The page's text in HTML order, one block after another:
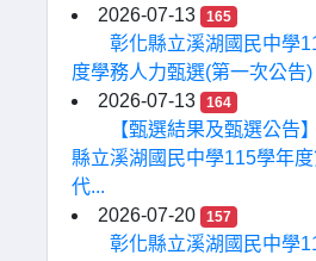
2026-07-13
165
彰化縣立溪湖國民中學
度學務人力甄選(第一次公告)
2026-07-13
164
【甄選結果及甄選公告
縣立溪湖國民中學115學年
代...
2026-07-20
157
彰化縣立溪湖國民中學